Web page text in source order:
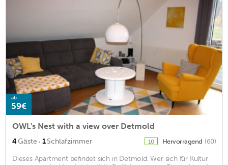
ab
59€
OWL's Nest with a view over Detmold
4Gäste · 1Schlafzimmer 10 Hervorragend (60)
Dieses Apartment befindet sich in Detmold. Wer sich für Kultur